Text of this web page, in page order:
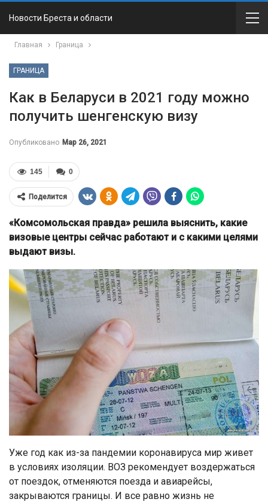
Новости Бреста и области
Главная Граница
ГРАНИЦА
Как в Беларуси в 2021 году можно
получить шенгенскую визу
Опубликовано Мар 26, 2021
0
145
Поделится
«Комсомольская правда» решила выяснить, какие
визовые центры сейчас работают и с какими целями
выдают визы.
Уже год как из-за пандемии коронавируса мир живет
в условиях изоляции. ВОЗ рекомендует воздержаться
от поездок, отменяются поезда и авиарейсы,
закрываются границы. И все равно жизнь не